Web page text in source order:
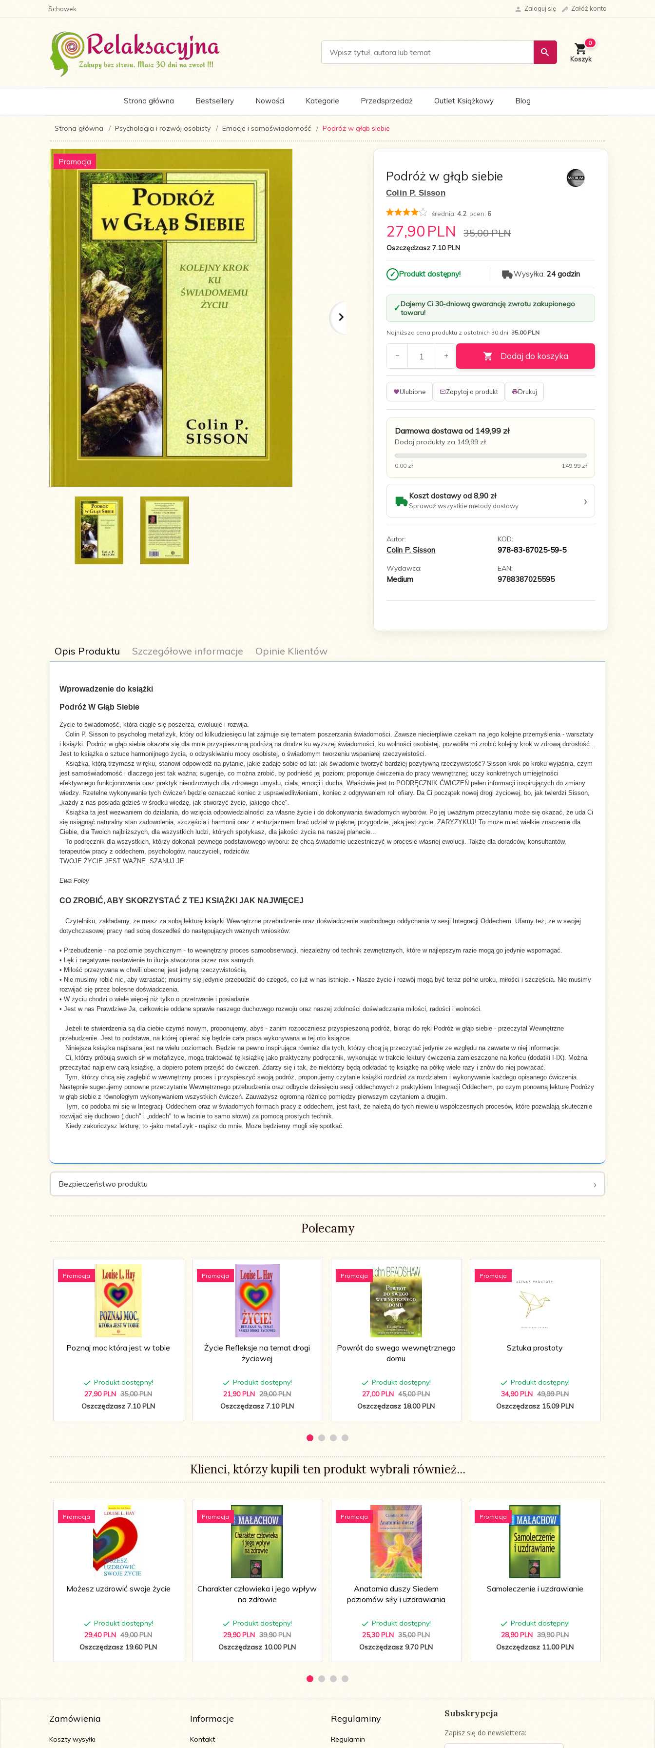
Schowek Zaloguj się Załóż konto
0
Strona główna Bestsellery Nowości Kategorie Przedsprzedaż Outlet Książkowy Blog
Strona główna Psychologia i rozwój osobisty Emocje i samoświadomość Podróż w głąb siebie
Promocja
Podróż w głąb siebie
Colin P. Sisson
średnia:4.2 ocen: 6
27,90 PLN 35,00 PLN
Oszczędzasz 7.10 PLN
✓ Produkt dostępny! Wysyłka: 24 godzin
Dajemy Ci 30-dniową gwarancję zwrotu zakupionego
towaru!
Najniższa cena produktu z ostatnich 30 dni:35.00 PLN
Dodaj do koszyka
Ulubione Zapytaj o produkt Drukuj
Darmowa dostawa od 149,99 zł
Dodaj produkty za 149,99 zł
0,00 zł 149,99 zł
Koszt dostawy od 8,90 zł
Sprawdź wszystkie metody dostawy ›
KOD:
978-83-87025-59-5
Autor:
Colin P. Sisson
EAN:
9788387025595
Wydawca:
Medium
Opis Produktu Szczegółowe informacje Opinie Klientów
Wprowadzenie do książki
Podróż W Głąb Siebie
Życie to świadomość, która ciągle się poszerza, ewoluuje i rozwija.
Colin P. Sisson to psycholog metafizyk, który od kilkudziesięciu lat zajmuje się tematem poszerzania świadomości. Zawsze niecierpliwie czekam na jego kolejne przemyślenia - warsztaty
i książki. Podróż w głąb siebie okazała się dla mnie przyspieszoną podróżą na drodze ku wyższej świadomości, ku wolności osobistej, pozwoliła mi zrobić kolejny krok w zdrową dorosłość...
Jest to książka o sztuce harmonijnego życia, o odzyskiwaniu mocy osobistej, o świadomym tworzeniu wspaniałej rzeczywistości.
Książka, którą trzymasz w ręku, stanowi odpowiedź na pytanie, jakie zadaję sobie od lat: jak świadomie tworzyć bardziej pozytywną rzeczywistość? Sisson krok po kroku wyjaśnia, czym
jest samoświadomość i dlaczego jest tak ważna; sugeruje, co można zrobić, by podnieść jej poziom; proponuje ćwiczenia do pracy wewnętrznej; uczy konkretnych umiejętności
efektywnego funkcjonowania oraz praktyk nieodzownych dla zdrowego umysłu, ciała, emocji i ducha. Właściwie jest to PODRĘCZNIK ĆWICZEŃ pełen informacji inspirujących do zmiany
wiedzy. Rzetelne wykonywanie tych ćwiczeń będzie oznaczać koniec z usprawiedliwieniami, koniec z odgrywaniem roli ofiary. Da Ci początek nowej drogi życiowej, bo, jak twierdzi Sisson,
„każdy z nas posiada gdzieś w środku wiedzę, jak stworzyć życie, jakiego chce".
Książka ta jest wezwaniem do działania, do wzięcia odpowiedzialności za własne życie i do dokonywania świadomych wyborów. Po jej uważnym przeczytaniu może się okazać, że uda Ci
się osiągnąć naturalny stan zadowolenia, szczęścia i harmonii oraz z entuzjazmem brać udział w pięknej przygodzie, jaką jest życie. ZARYZYKUJ! To może mieć wielkie znaczenie dla
Ciebie, dla Twoich najbliższych, dla wszystkich ludzi, których spotykasz, dla jakości życia na naszej planecie...
To podręcznik dla wszystkich, którzy dokonali pewnego podstawowego wyboru: że chcą świadomie uczestniczyć w procesie własnej ewolucji. Także dla doradców, konsultantów,
terapeutów pracy z oddechem, psychologów, nauczycieli, rodziców.
TWOJE ŻYCIE JEST WAŻNE. SZANUJ JE.
Ewa Foley
CO ZROBIĆ, ABY SKORZYSTAĆ Z TEJ KSIĄŻKI JAK NAJWIĘCEJ
Czytelniku, zakładamy, że masz za sobą lekturę książki Wewnętrzne przebudzenie oraz doświadczenie swobodnego oddychania w sesji Integracji Oddechem. Ufamy też, że w swojej
dotychczasowej pracy nad sobą doszedłeś do następujących ważnych wniosków:
• Przebudzenie - na poziomie psychicznym - to wewnętrzny proces samoobserwacji, niezależny od technik zewnętrznych, które w najlepszym razie mogą go jedynie wspomagać.
• Lęk i negatywne nastawienie to iluzja stworzona przez nas samych.
• Miłość przeżywana w chwili obecnej jest jedyną rzeczywistością.
• Nie musimy robić nic, aby wzrastać; musimy się jedynie przebudzić do czegoś, co już w nas istnieje. • Nasze życie i rozwój mogą być teraz pełne uroku, miłości i szczęścia. Nie musimy
rozwijać się przez bolesne doświadczenia.
• W życiu chodzi o wiele więcej niż tylko o przetrwanie i posiadanie.
• Jest w nas Prawdziwe Ja, całkowicie oddane sprawie naszego duchowego rozwoju oraz naszej zdolności doświadczania miłości, radości i wolności.
Jeżeli te stwierdzenia są dla ciebie czymś nowym, proponujemy, abyś - zanim rozpoczniesz przyspieszoną podróż, biorąc do ręki Podróż w głąb siebie - przeczytał Wewnętrzne
przebudzenie. Jest to podstawa, na której opierać się będzie cała praca wykonywana w tej oto książce.
Niniejsza książka napisana jest na wielu poziomach. Będzie na pewno inspirująca również dla tych, którzy chcą ją przeczytać jedynie ze względu na zawarte w niej informacje.
Ci, którzy próbują swoich sił w metafizyce, mogą traktować tę książkę jako praktyczny podręcznik, wykonując w trakcie lektury ćwiczenia zamieszczone na końcu (dodatki I-IX). Można
przeczytać najpierw całą książkę, a dopiero potem przejść do ćwiczeń. Zdarzy się i tak, że niektórzy będą odkładać tę książkę na półkę wiele razy i znów do niej powracać.
Tym, którzy chcą się zagłębić w wewnętrzny proces i przyspieszyć swoją podróż, proponujemy czytanie książki rozdział za rozdziałem i wykonywanie każdego opisanego ćwiczenia.
Następnie sugerujemy ponowne przeczytanie Wewnętrznego przebudzenia oraz odbycie dziesięciu sesji oddechowych z praktykiem Integracji Oddechem, po czym ponowną lekturę Podróży
w głąb siebie z równoległym wykonywaniem wszystkich ćwiczeń. Zauważysz ogromną różnicę pomiędzy pierwszym czytaniem a drugim.
Tym, co podoba mi się w Integracji Oddechem oraz w świadomych formach pracy z oddechem, jest fakt, że należą do tych niewielu współczesnych procesów, które pozwalają skutecznie
rozwijać się duchowo („duch" i „oddech" to w łacinie to samo słowo) za pomocą prostych technik.
Kiedy zakończysz lekturę, to -jako metafizyk - napisz do mnie. Może będziemy mogli się spotkać.
Autor: Colin P. Sisson
Tytuł
oryginału:
Inner Adventures
Liczba stron: 438
Wymiary: 145x205
Oprawa: Miękka
ISBN: 978-83-87025-59-5
Tłumacz:
wydania:
Bezpieczeństwo produktu
Polecamy
Promocja
Poznaj moc która jest w tobie
Produkt dostępny!
27,90 PLN 35,00 PLN
Oszczędzasz 7.10 PLN
Promocja
Życie Refleksje na temat drogi
życiowej
Produkt dostępny!
21,90 PLN 29,00 PLN
Oszczędzasz 7.10 PLN
Promocja
Powrót do swego wewnętrznego
domu
Produkt dostępny!
27,00 PLN 45,00 PLN
Oszczędzasz 18.00 PLN
Promocja
Sztuka prostoty
Produkt dostępny!
34,90 PLN 49,99 PLN
Oszczędzasz 15.09 PLN
Klienci, którzy kupili ten produkt wybrali również...
Promocja
Możesz uzdrowić swoje życie
Produkt dostępny!
29,40 PLN 49,00 PLN
Oszczędzasz 19.60 PLN
Promocja
Charakter człowieka i jego wpływ
na zdrowie
Produkt dostępny!
29,90 PLN 39,90 PLN
Oszczędzasz 10.00 PLN
Promocja
Anatomia duszy Siedem
poziomów siły i uzdrawiania
Produkt dostępny!
25,30 PLN 35,00 PLN
Oszczędzasz 9.70 PLN
Promocja
Samoleczenie i uzdrawianie
Produkt dostępny!
28,90 PLN 39,90 PLN
Oszczędzasz 11.00 PLN
Zamówienia
Koszty wysyłki
Informacje
Kontakt
Regulaminy
Regulamin
Subskrypcja
Zapisz się do newslettera: